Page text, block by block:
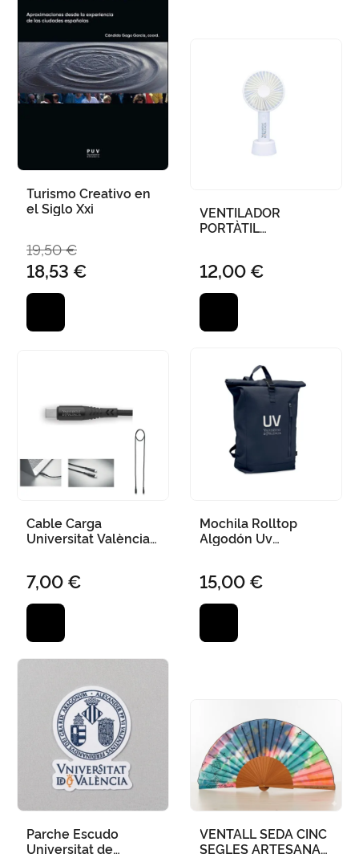
Turismo Creativo en
el Siglo Xxi
19,50 €
18,53 €
VENTILADOR
PORTÀTIL
12,00 €
Cable Carga
Universitat València
7,00 €
Mochila Rolltop
Algodón Uv
15,00 €
Parche Escudo
Universitat de
VENTALL SEDA CINC
SEGLES ARTESANAL